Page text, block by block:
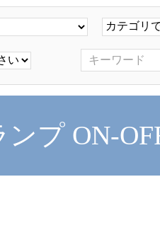
プ ON-